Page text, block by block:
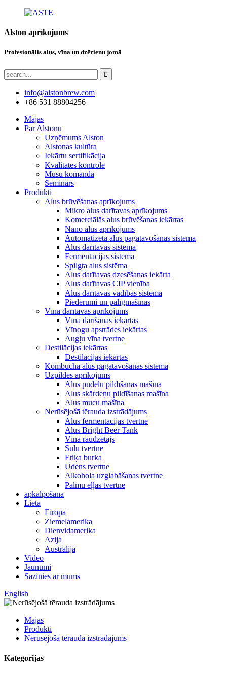
Alston aprīkojums
Profesionālis alus, vīna un dzērienu jomā
info@alstonbrew.com
+86 531 88804256
Mājas
Par Alstonu
Uzņēmums Alston
Alstonas kultūra
Iekārtu sertifikācija
Kvalitātes kontrole
Mūsu komanda
Seminārs
Produkti
Alus brūvēšanas aprīkojums
Mikro alus darītavas aprīkojums
Komerciālās alus brūvēšanas iekārtas
Nano alus aprīkojums
Automatizēta alus pagatavošanas sistēma
Alus darītavas sistēma
Fermentācijas sistēma
Spilgta alus sistēma
Alus darītavas dzesēšanas iekārta
Alus darītavas CIP vienība
Alus darītavas vadības sistēma
Piederumi un palīgmašīnas
Vīna darītavas aprīkojums
Vīna darīšanas iekārtas
Vīnogu apstrādes iekārtas
Augļu vīna tvertne
Destilācijas iekārtas
Destilācijas iekārtas
Kombucha alus pagatavošanas sistēma
Uzpildes aprīkojums
Alus pudeļu pildīšanas mašīna
Alus skārdeņu pildīšanas mašīna
Alus mucu mašīna
Nerūsējošā tērauda izstrādājums
Alus fermentācijas tvertne
Alus Bright Beer Tank
Vīna raudzētājs
Sulu tvertne
Etiķa burka
Ūdens tvertne
Alkohola uzglabāšanas tvertne
Palmu eļļas tvertne
apkalpošana
Lieta
Eiropā
Ziemeļamerika
Dienvidamerika
Āzija
Austrālija
Video
Jaunumi
Sazinies ar mums
English
Mājas
Produkti
Nerūsējošā tērauda izstrādājums
Kategorijas